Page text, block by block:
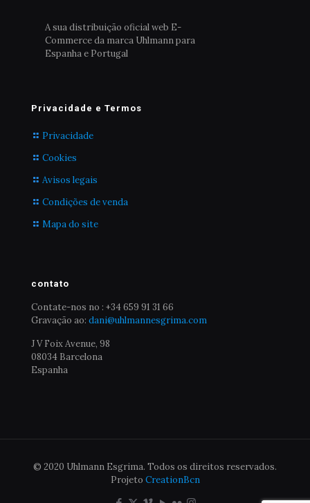
A sua distribuição oficial web E-
Commerce da marca Uhlmann para
Espanha e Portugal
Privacidade e Termos
Privacidade
Cookies
Avisos legais
Condições de venda
Mapa do site
contato
Contate-nos no : +34 659 91 31 66
Gravação ao: dani@uhlmannesgrima.com
J V Foix Avenue, 98
08034 Barcelona
Espanha
© 2020 Uhlmann Esgrima. Todos os direitos reservados.
Projeto CreationBcn